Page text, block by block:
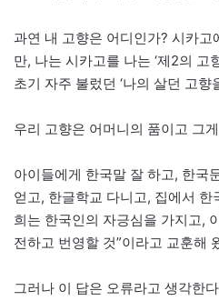
과연 내 고향은 어디인가? 시카
만, 나는 시카고를 나는 ‘제2의 고
초기 자주 불렀던 ‘나의 살던 고향
우리 고향은 어머니의 품이고 그
아이들에게 한국말 잘 하고, 한국
얻고, 한글학교 다니고, 집에서
희는 한국인의 자긍심을 가지고,
전하고 번영할 것”이라고 교훈해
그러나 이 답은 오류라고 생각한